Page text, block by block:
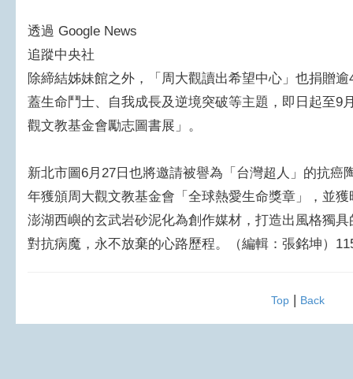
透過 Google News
追蹤中央社
除締結姊妹館之外，「周大觀讀出希望中心」也捐贈
蓋生命鬥士、自我成長及逆境突破等主題，即日起至9
觀文教基金會勵志圖書展」。
新北市圖6月27日也將邀請被譽為「台灣超人」的抗癌
年獲頒周大觀文教基金會「全球熱愛生命獎章」，並
澎湖西嶼的玄武岩砂泥化為創作媒材，打造出風格獨
對抗病魔，永不放棄的心路歷程。（編輯：張銘坤）
Top| Back